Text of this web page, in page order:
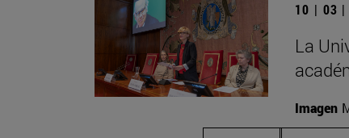
10 | 03 |
La
Imagen